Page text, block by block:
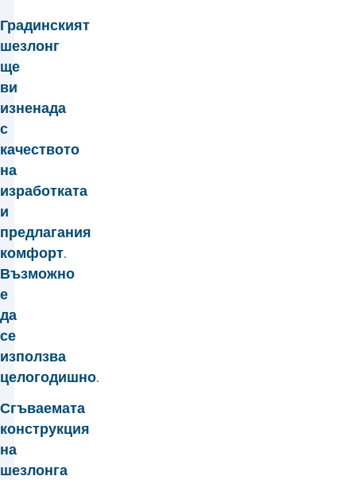
Градинският
шезлонг
ще
ви
изненада
с
качеството
на
изработката
и
предлагания
комфорт.
Възможно
е
да
се
използва
целогодишно.
Сгъваемата
конструкция
на
шезлонга